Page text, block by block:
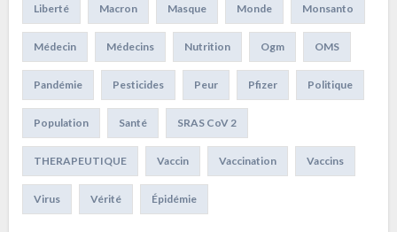
Liberté Macron Masque Monde Monsanto
Médecin Médecins Nutrition Ogm OMS
Pandémie Pesticides Peur Pfizer Politique
Population Santé SRAS CoV 2
THERAPEUTIQUE Vaccin Vaccination Vaccins
Virus Vérité Épidémie